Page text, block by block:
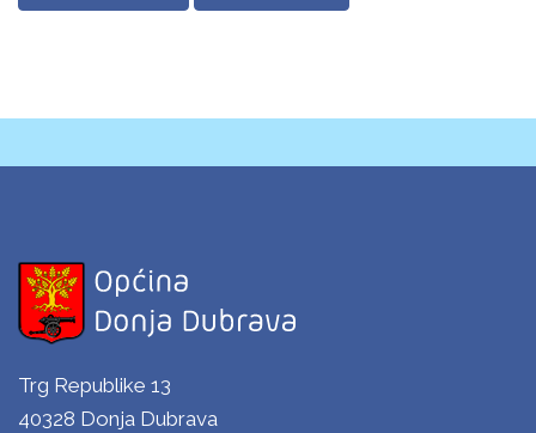
Trg Republike 13
40328 Donja Dubrava